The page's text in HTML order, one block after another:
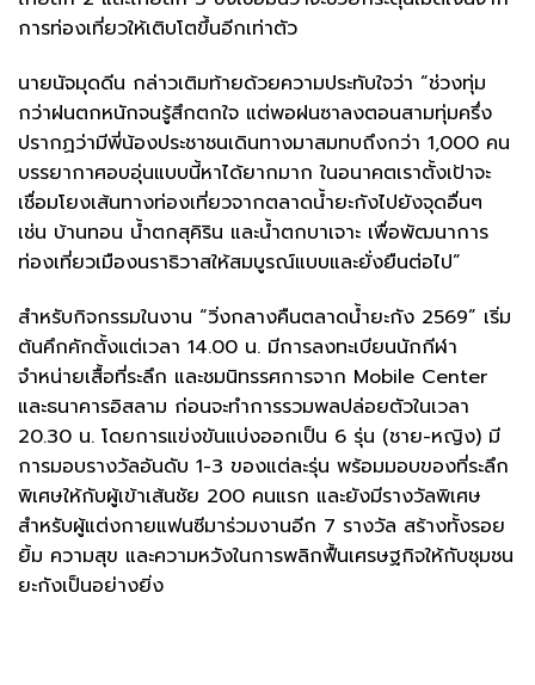
การท่องเที่ยวให้เติบโตขึ้นอีกเท่าตัว
นายนัจมุดดีน กล่าวเติมท้ายด้วยความประทับใจว่า “ช่วงทุ่ม
กว่าฝนตกหนักจนรู้สึกตกใจ แต่พอฝนซาลงตอนสามทุ่มครึ่ง
ปรากฏว่ามีพี่น้องประชาชนเดินทางมาสมทบถึงกว่า 1,000 คน
บรรยากาศอบอุ่นแบบนี้หาได้ยากมาก ในอนาคตเราตั้งเป้าจะ
เชื่อมโยงเส้นทางท่องเที่ยวจากตลาดน้ำยะกังไปยังจุดอื่นๆ
เช่น บ้านทอน น้ำตกสุคิริน และน้ำตกบาเจาะ เพื่อพัฒนาการ
ท่องเที่ยวเมืองนราธิวาสให้สมบูรณ์แบบและยั่งยืนต่อไป”
สำหรับกิจกรรมในงาน “วิ่งกลางคืนตลาดน้ำยะกัง 2569” เริ่ม
ต้นคึกคักตั้งแต่เวลา 14.00 น. มีการลงทะเบียนนักกีฬา
จำหน่ายเสื้อที่ระลึก และชมนิทรรศการจาก Mobile Center
และธนาคารอิสลาม ก่อนจะทำการรวมพลปล่อยตัวในเวลา
20.30 น. โดยการแข่งขันแบ่งออกเป็น 6 รุ่น (ชาย-หญิง) มี
การมอบรางวัลอันดับ 1-3 ของแต่ละรุ่น พร้อมมอบของที่ระลึก
พิเศษให้กับผู้เข้าเส้นชัย 200 คนแรก และยังมีรางวัลพิเศษ
สำหรับผู้แต่งกายแฟนซีมาร่วมงานอีก 7 รางวัล สร้างทั้งรอย
ยิ้ม ความสุข และความหวังในการพลิกฟื้นเศรษฐกิจให้กับชุมชน
ยะกังเป็นอย่างยิ่ง